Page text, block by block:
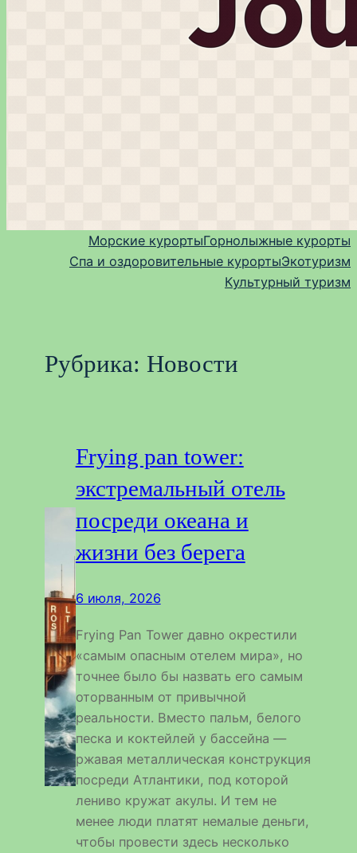
Морские курортыГорнолыжные курорты
Спа и оздоровительные курортыЭкотуризм
Культурный туризм
Рубрика: Новости
Frying pan tower:
экстремальный отель
посреди океана и
жизни без берега
6 июля, 2026
Frying Pan Tower давно окрестили
«самым опасным отелем мира», но
точнее было бы назвать его самым
оторванным от привычной
реальности. Вместо пальм, белого
песка и коктейлей у бассейна —
ржавая металлическая конструкция
посреди Атлантики, под которой
лениво кружат акулы. И тем не
менее люди платят немалые деньги,
чтобы провести здесь несколько